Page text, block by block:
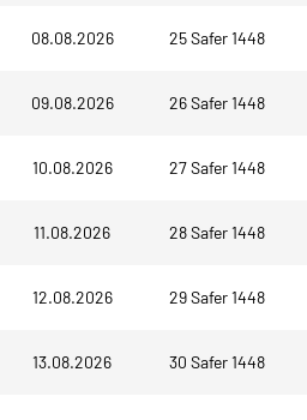
08.08.2026 25 Safer 1448
09.08.2026 26 Safer 1448
10.08.2026 27 Safer 1448
11.08.2026 28 Safer 1448
12.08.2026 29 Safer 1448
13.08.2026 30 Safer 1448